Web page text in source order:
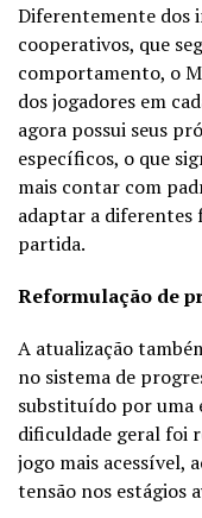
Diferentemente dos
cooperativos, que
comportamento, o
dos jogadores em
agora possui seus
específicos, o que
mais contar com
adaptar a diferentes
partida.
Reformulação de
A atualização
no sistema de
substituído por uma
dificuldade geral foi
jogo mais acessível,
tensão nos estágios